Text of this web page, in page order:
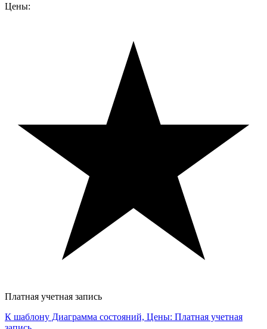
Цены:
Платная учетная запись
К шаблону Диаграмма состояний, Цены: Платная учетная